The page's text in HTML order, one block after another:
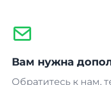
Вам нужна
Обратитесь к нам,